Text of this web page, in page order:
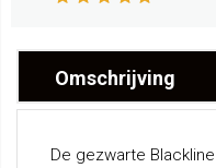
Omschrijving
De gezwarte